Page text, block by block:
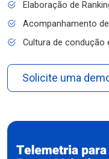
Elaboração de
Acompanhamento
Cultura de condução
Solicite uma